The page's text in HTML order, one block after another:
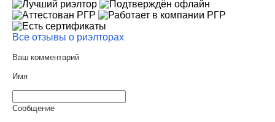
Все отзывы о риэлторах
Ваш комментарий
Имя
Сообщение